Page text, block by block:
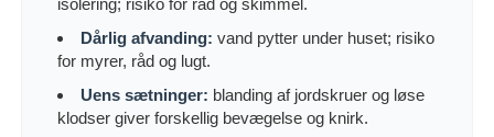
isolering; risiko for råd og skimmel.
Dårlig afvanding: vand pytter under huset; risiko
for myrer, råd og lugt.
Uens sætninger: blanding af jordskruer og løse
klodser giver forskellig bevægelse og knirk.